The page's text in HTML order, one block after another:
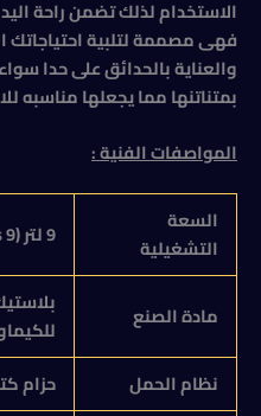
الاستخدام لذلك تضمن راحة
فهى مصممة لتلبية احتياجاتك
والعناية بالحدائق على حدا
بمتناتنها مما يجعلها مناسبه
المواصفات الفنية :
السعة
التشغيلية
9 لتر (9
مادة الصنع
نظام الحمل
حزام